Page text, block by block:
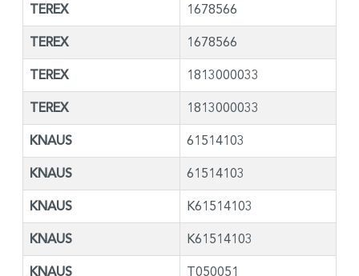
TEREX 1678566
TEREX 1678566
TEREX 1813000033
TEREX 1813000033
KNAUS 61514103
KNAUS 61514103
KNAUS K61514103
KNAUS K61514103
KNAUS T050051